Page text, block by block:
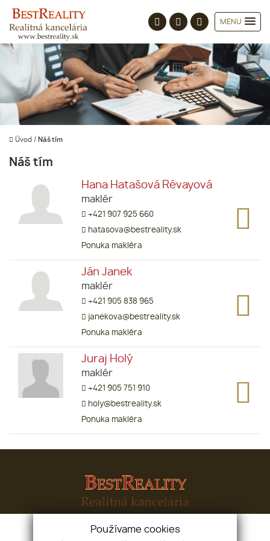
MENU
Úvod / Náš tím
Náš tím
Hana Hatašová Révayová
maklér
+421 907 925 660
hatasova@bestreality.sk
Ponuka makléra
Ján Janek
maklér
+421 905 838 965
janekova@bestreality.sk
Ponuka makléra
Juraj Holý
maklér
+421 905 751 910
holy@bestreality.sk
Ponuka makléra
Používame cookies